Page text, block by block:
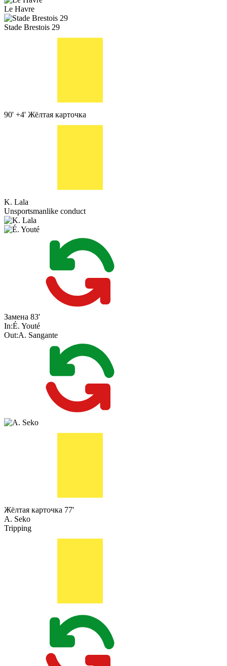
Le Havre
Stade Brestois 29
90' +4' Жёлтая карточка
K. Lala
Unsportsmanlike conduct
Замена 83'
In:É. Youté
Out:A. Sangante
Жёлтая карточка 77'
A. Seko
Tripping